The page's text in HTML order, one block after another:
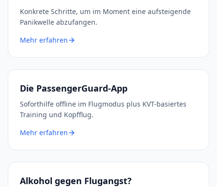
Konkrete Schritte, um im Moment eine aufsteigende
Panikwelle abzufangen.
Mehr erfahren
Die PassengerGuard-App
Soforthilfe offline im Flugmodus plus KVT-basiertes
Training und Kopfflug.
Mehr erfahren
Alkohol gegen Flugangst?